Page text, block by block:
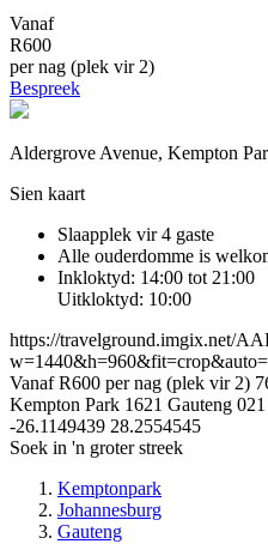
Vanaf
R600
per nag (plek vir 2)
Bespreek
Aldergrove Avenue, Kempton
Sien kaart
Slaapplek vir 4 gaste
Alle ouderdomme is
Inkloktyd: 14:00 tot 21:00
Uitkloktyd: 10:00
https://travelground.imgix.net/
Vanaf R600 per nag (plek vir 2)
Kempton Park 1621 Gauteng
-26.1149439 28.2554545
Soek in 'n groter streek
Kemptonpark
Johannesburg
Gauteng